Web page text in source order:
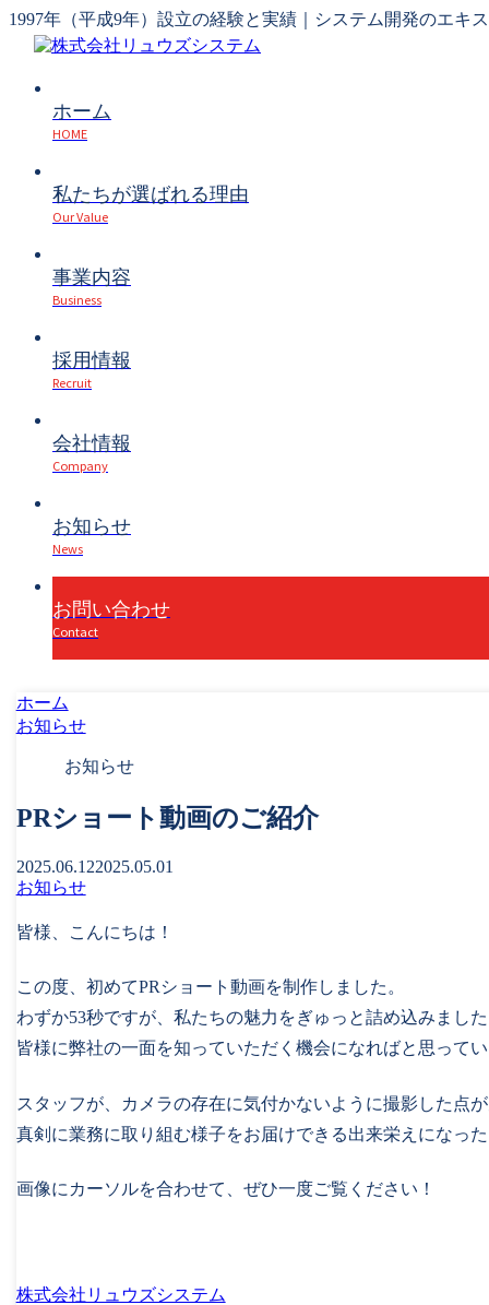
1997年（平成9年）設立の経験と実績｜システム開発のエキ
ホーム
HOME
私たちが選ばれる理由
Our Value
事業内容
Business
採用情報
Recruit
会社情報
Company
お知らせ
News
お問い合わせ
Contact
ホーム
お知らせ
お知らせ
PRショート動画のご紹介
2025.06.122025.05.01
お知らせ
皆様、こんにちは！
この度、初めてPRショート動画を制作しました。
わずか53秒ですが、私たちの魅力をぎゅっと詰め込みまし
皆様に弊社の一面を知っていただく機会になればと思って
スタッフが、カメラの存在に気付かないように撮影した点
真剣に業務に取り組む様子をお届けできる出来栄えになっ
画像にカーソルを合わせて、ぜひ一度ご覧ください！
株式会社リュウズシステム